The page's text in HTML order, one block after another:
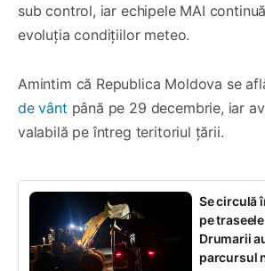
sub control, iar echipele MAI
evoluția condițiilor meteo.
Amintim că Republica Moldova se
de vânt până pe 29 decembrie, iar
valabilă pe întreg teritoriul țării.
Se circulă
pe
Drumarii
parcursul